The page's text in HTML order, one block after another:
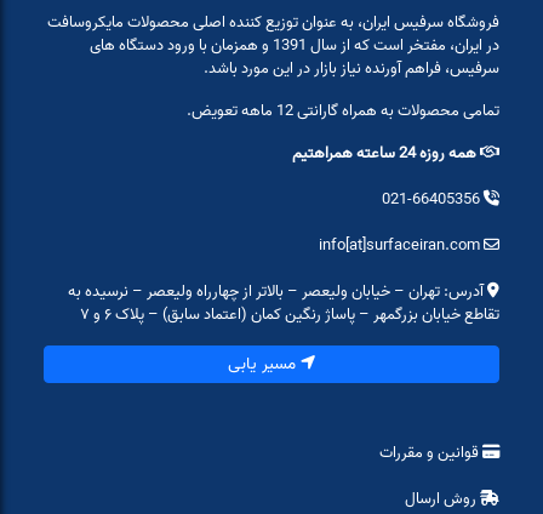
فروشگاه سرفیس ایران، به عنوان توزیع کننده اصلی محصولات مایکروسافت
در ایران، مفتخر است که از سال 1391 و همزمان با ورود دستگاه های
سرفیس، فراهم آورنده نیاز بازار در این مورد باشد.
تمامی محصولات به همراه گارانتی 12 ماهه تعویض.
همه روزه 24 ساعته همراهتیم
021-66405356
آدرس: تهران – خیابان ولیعصر – بالاتر از چهارراه ولیعصر – نرسیده به
تقاطع خیابان بزرگمهر – پاساژ رنگین کمان (اعتماد سابق) – پلاک ۶ و ۷
مسیر یابی
قوانین و مقررات
روش ارسال